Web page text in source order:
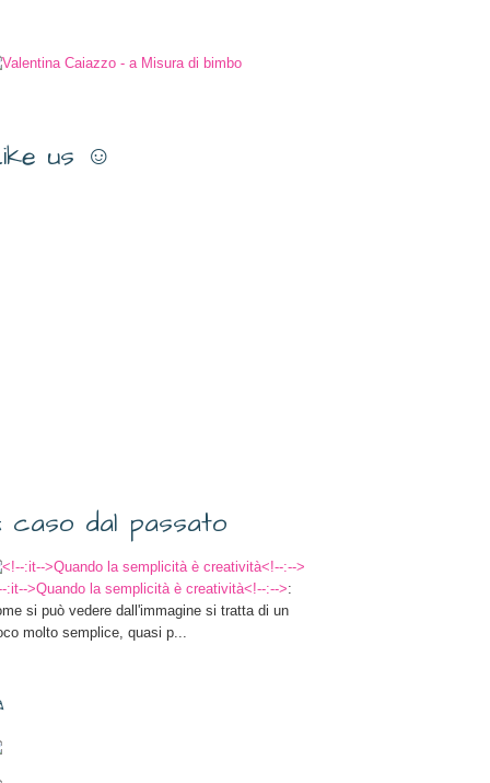
us ☺
caso dal passato
:it-->Quando la semplicità è creatività<!--:-->:
si può vedere dall'immagine si tratta di un
molto semplice, quasi p...